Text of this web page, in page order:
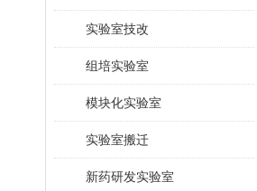
实验室技改
组培实验室
模块化实验室
实验室搬迁
新药研发实验室